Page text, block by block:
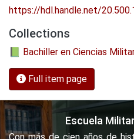
https://hdl.handle.net/
Collections
📗 Bachiller en Ciencias
Full item page
Escuela